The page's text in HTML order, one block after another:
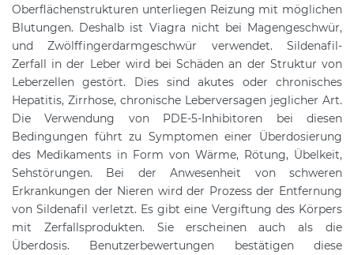
Oberflächenstrukturen unterliegen Reizung mit möglichen
Blutungen. Deshalb ist Viagra nicht bei Magengeschwür,
und Zwölffingerdarmgeschwür verwendet. Sildenafil-
Zerfall in der Leber wird bei Schäden an der Struktur von
Leberzellen gestört. Dies sind akutes oder chronisches
Hepatitis, Zirrhose, chronische Leberversagen jeglicher Art.
Die Verwendung von PDE-5-Inhibitoren bei diesen
Bedingungen führt zu Symptomen einer Überdosierung
des Medikaments in Form von Wärme, Rötung, Übelkeit,
Sehstörungen. Bei der Anwesenheit von schweren
Erkrankungen der Nieren wird der Prozess der Entfernung
von Sildenafil verletzt. Es gibt eine Vergiftung des Körpers
mit Zerfallsprodukten. Sie erscheinen auch als die
Überdosis. Benutzerbewertungen bestätigen diese